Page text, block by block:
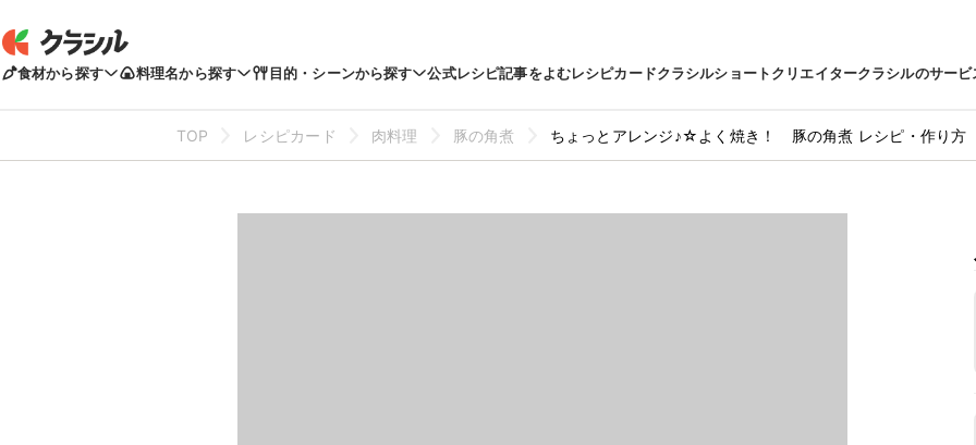
食材から探す 料理名から探す 目的・シーンから探す 公式レシピ記事をよむレシピカードクラシルショートクリエイタークラシルのサービ
TOP レシピカード 肉料理 豚の角煮 ちょっとアレンジ♪☆よく焼き！ 豚の角煮 レシピ・作り方